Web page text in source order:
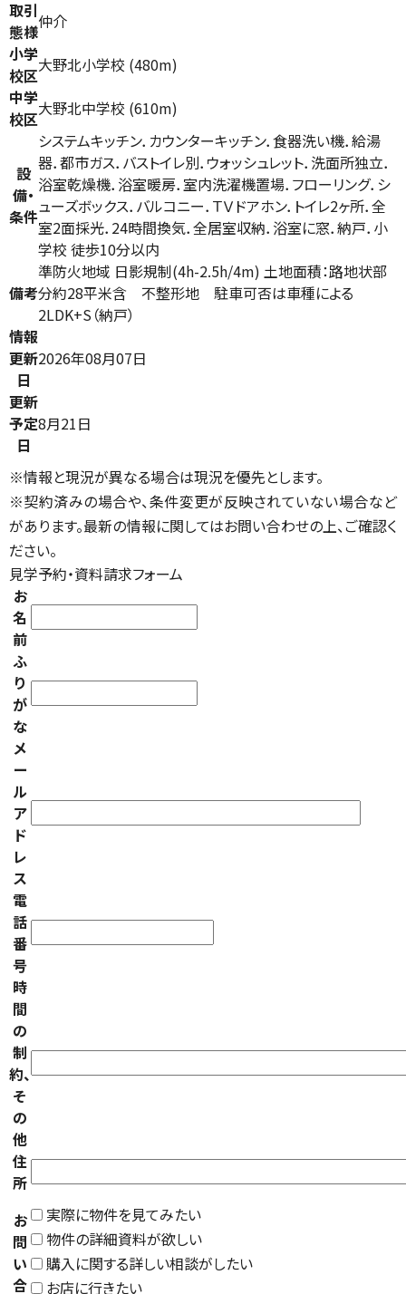
取引
態様仲介
小学
校区大野北小学校 (480m)
中学
校区大野北中学校 (610m)
設
備・
条件
システムキッチン．カウンターキッチン．食器洗い機．給湯
器．都市ガス．バストイレ別．ウォッシュレット．洗面所独立．
浴室乾燥機．浴室暖房．室内洗濯機置場．フローリング．シ
ューズボックス．バルコニー．ＴＶドアホン．トイレ2ヶ所．全
室2面採光．24時間換気．全居室収納．浴室に窓．納戸．小
学校 徒歩10分以内
備考
準防火地域 日影規制(4h-2.5h/4m) 土地面積：路地状部
分約28平米含 不整形地 駐車可否は車種による
2LDK+S（納戸）
情報
更新
日
2026年08月07日
更新
予定
日
8月21日
※情報と現況が異なる場合は現況を優先とします。
※契約済みの場合や、条件変更が反映されていない場合など
があります。最新の情報に関してはお問い合わせの上、ご確認く
ださい。
見学予約・資料請求フォーム
お
名
前
ふ
り
が
な
メ
ー
ル
ア
ド
レ
ス
電
話
番
号
時
間
の
制
約、
そ
の
他
住
所
お
問
い
合
実際に物件を見てみたい
物件の詳細資料が欲しい
購入に関する詳しい相談がしたい
お店に行きたい